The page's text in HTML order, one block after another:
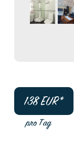
138EUR*
pro Tag